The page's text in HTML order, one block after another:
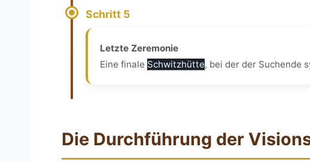
Schritt 5
Letzte Zeremonie
Eine finale Schwitzhütte, bei der der Suchende
Die Durchführung der